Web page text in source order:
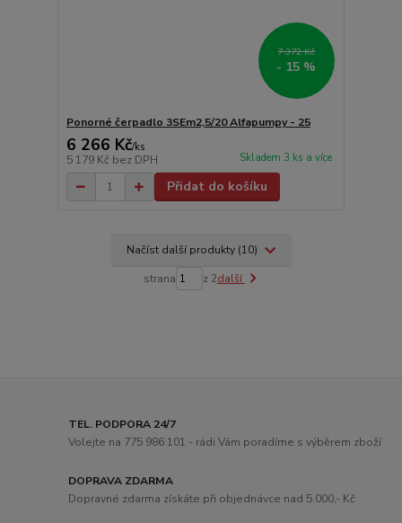
7 372 Kč
- 15 %
Ponorné čerpadlo 3SEm2,5/20 Alfapumpy - 25
6 266 Kč/ks
5 179 Kč bez DPH Skladem 3 ks a více
Přidat do košíku
Načíst další produkty (10)
strana z 2další
TEL. PODPORA 24/7
Volejte na 775 986 101 - rádi Vám poradíme s výběrem zboží
DOPRAVA ZDARMA
Dopravné zdarma získáte při objednávce nad 5.000,- Kč